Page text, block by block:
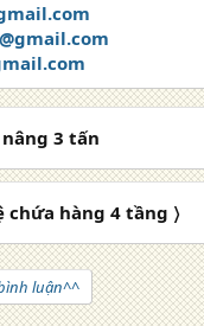
nâng 3 tấn
chứa hàng 4 tầng 〉
luận^^